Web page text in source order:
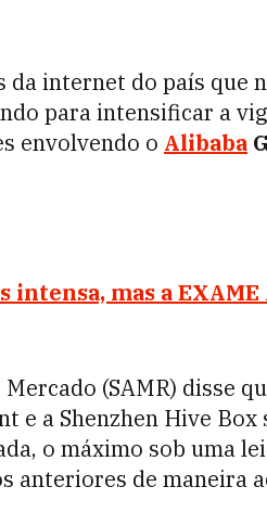
da internet do país que
para intensificar a
envolvendo o Alibaba
mas a EXAME
(SAMR) disse
e a Shenzhen Hive Box
o máximo sob uma lei
anteriores de maneira